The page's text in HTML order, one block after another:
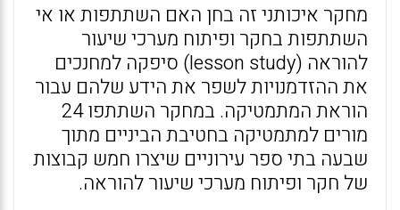
מחקר איכותני זה בחן האם השתתפות או אי
השתתפות בחקר ופיתוח מערכי שיעור
להוראה (lesson study) סיפקה למחנכים
את ההזדמנויות לשפר את הידע שלהם עבור
הוראת המתמטיקה. במחקר השתתפו 24
מורים למתמטיקה בחטיבת הביניים מתוך
שבעה בתי ספר עירוניים שיצרו חמש קבוצות
של חקר ופיתוח מערכי שיעור להוראה.